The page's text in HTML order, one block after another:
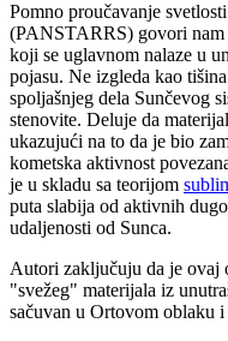
Pomno proučavanje
(PANSTARRS) govori nam
koji se uglavnom nalaze u
pojasu. Ne izgleda kao
spoljašnjeg dela Sunčevog
stenovite. Deluje da
ukazujući na to da je bio
kometska aktivnost
je u skladu sa teorijom
puta slabija od aktivnih
udaljenosti od Sunca.
Autori zaključuju da je ovaj
"svežeg" materijala iz
sačuvan u Ortovom oblaku i